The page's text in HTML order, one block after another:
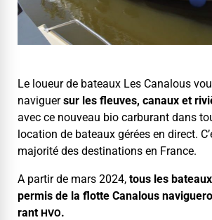
Le loueur de bateaux Les Canalous
nav­iguersur les fleuves, canaux et
avec ce nou­veau bio car­bu­rant dans
loca­tion de bateaux gérées en direct.
majorité des des­ti­na­tions en France.
A par­tir de mars 2024, tous les
per­mis de la flotte Canalous
rant HVO.